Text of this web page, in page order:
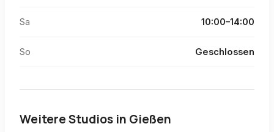
Sa 10:00–14:00
So Geschlossen
Weitere Studios in Gießen